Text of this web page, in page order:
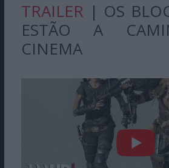
TRAILER | OS
ESTÃO A
CINEMA